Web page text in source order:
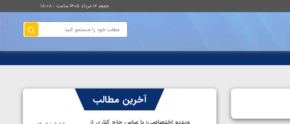
جمعه ۱۶ مرداد ۱۴۰۵ ساعت : ۱۸:۰۸
آخرین مطالب